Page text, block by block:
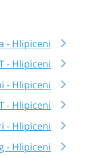
- Hlipiceni
- Hlipiceni
- Hlipiceni
- Hlipiceni
- Hlipiceni
- Hlipiceni